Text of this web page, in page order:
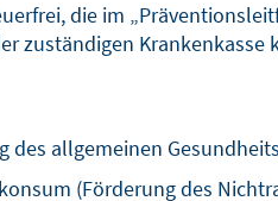
die im
zuständigen
des allgemeinen
(Förderung des